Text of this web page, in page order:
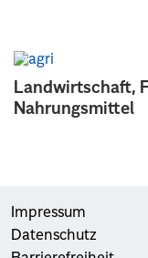
Landwirtschaft,
Nahrungsmittel
Impressum
Datenschutz